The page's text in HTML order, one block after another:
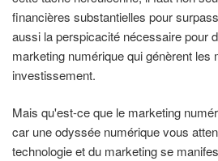
financières substantielles pour
aussi la perspicacité nécessaire pour
marketing numérique qui génèrent les
investissement.
Mais qu'est-ce que le marketing
car une odyssée numérique vous
technologie et du marketing se